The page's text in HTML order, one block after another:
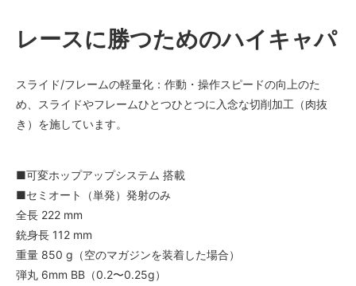
レースに勝つためのハイキャパ
スライド/フレームの軽量化：作動・操作スピードの向上のた
め、スライドやフレームひとつひとつに入念な切削加工（肉抜
き）を施しています。
■可変ホップアップシステム 搭載
■セミオート（単発）発射のみ
全長 222 mm
銃身長 112 mm
重量 850 g（空のマガジンを装着した場合）
弾丸 6mm BB（0.2〜0.25g）